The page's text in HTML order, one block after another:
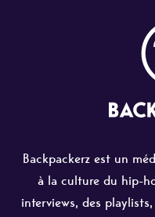
Backpackerz est un
à la culture du hip-
interviews, des